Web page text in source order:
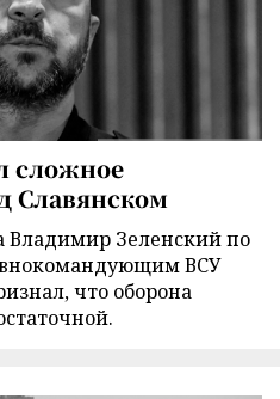
сложное
Славянском
Владимир Зеленский по
ВСУ
что оборона